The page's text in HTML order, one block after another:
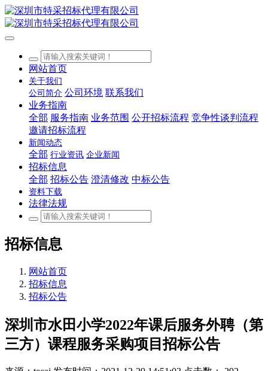
网站首页
关于我们
公司简介 公司环境 联系我们
业务指南
全部 服务指南 业务范围 公开招标流程 竞争性谈判流程
邀请招标流程
新闻动态
全部 行业资讯 企业新闻
招标信息
全部 招标公告 澄清修改 中标公告
资料下载
法律法规
招标信息
网站首页
招标信息
招标公告
深圳市水田小学2022年课后服务外聘（第
三方）课程服务采购项目招标公告